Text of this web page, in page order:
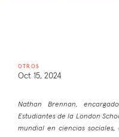
OTROS
Oct 15, 2024
Nathan Brennan,
Estudiantes de la London
mundial en ciencias